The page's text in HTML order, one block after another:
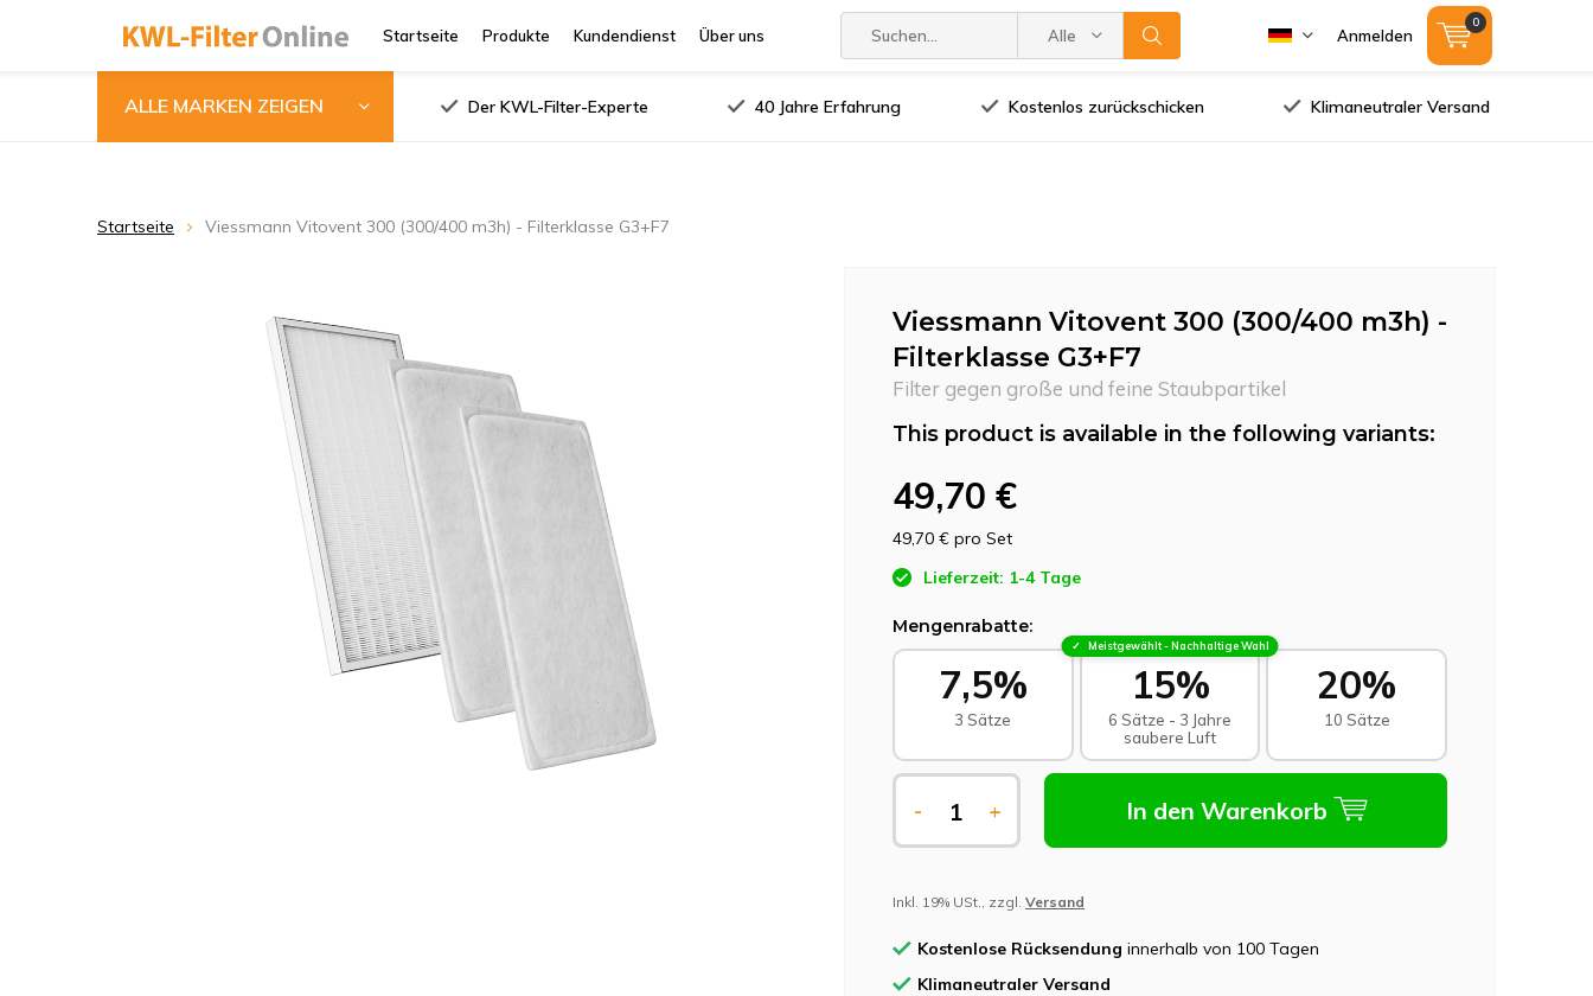
Startseite Produkte Kundendienst Über uns Alle Marken Anmelden
0
ALLE MARKEN ZEIGEN Der KWL-Filter-Experte 40 Jahre Erfahrung Kostenlos zurückschicken Klimaneutraler Versand
Startseite Viessmann Vitovent 300 (300/400 m3h) - Filterklasse G3+F7
Viessmann Vitovent 300 (300/400 m3h) -
Filterklasse G3+F7
Filter gegen große und feine Staubpartikel
This product is available in the following variants:
49,70 €
49,70 € pro Set
Lieferzeit: 1-4 Tage
Mengenrabatte:
7,5%
3 Sätze
Meistgewählt - Nachhaltige Wahl
15%
6 Sätze - 3 Jahre
saubere Luft
20%
10 Sätze
- + In den Warenkorb
Inkl. 19% USt., zzgl. Versand
Kostenlose Rücksendung innerhalb von 100 Tagen
Klimaneutraler Versand